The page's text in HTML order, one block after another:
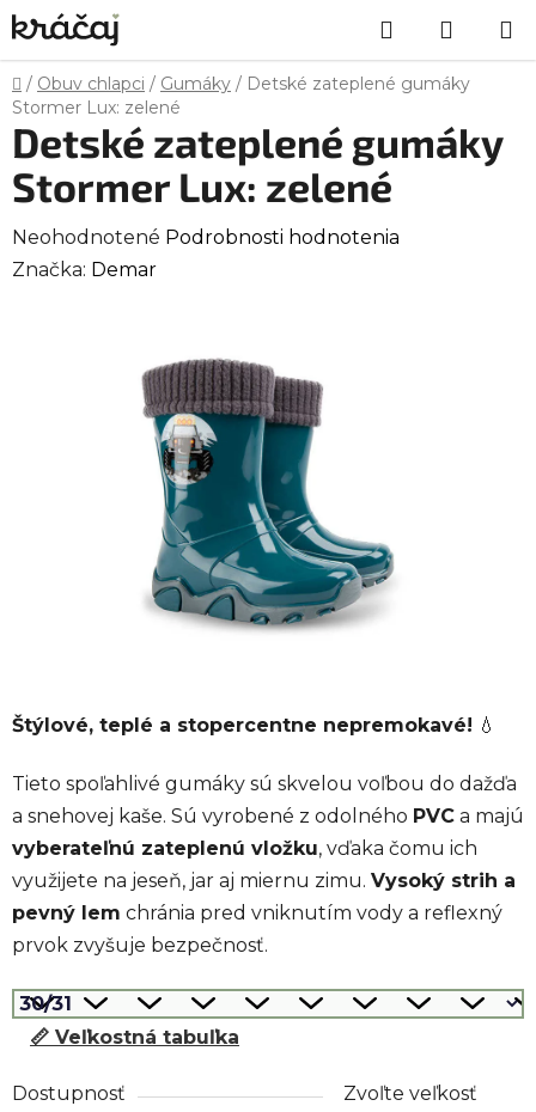
Prejsť
na
obsah
Hľadať
KOŠÍK
Domov
/ Obuv chlapci / Gumáky / Detské zateplené gumáky
Stormer Lux: zelené
Štýlové, teplé a stopercentne nepremokavé! 💧
Tieto spoľahlivé gumáky sú skvelou voľbou do dažďa
a snehovej kaše. Sú vyrobené z odolného PVC a majú
vyberateľnú zateplenú vložku, vďaka čomu ich
využijete na jeseň, jar aj miernu zimu. Vysoký strih a
pevný lem chránia pred vniknutím vody a reflexný
prvok zvyšuje bezpečnosť.
📏 Veľkostná tabuľka
Dostupnosť
Zvoľte veľkosť
Detské zateplené gumáky
Stormer Lux: zelené
Priemerné
hodnotenie
Neohodnotené Podrobnosti hodnotenia
Značka: Demar